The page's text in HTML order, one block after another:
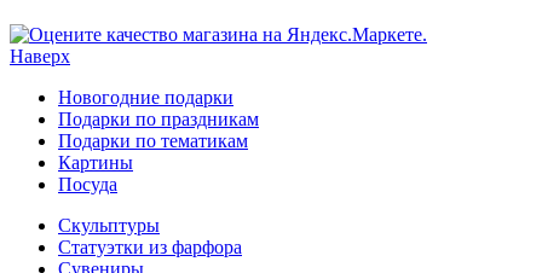
Наверх
Новогодние подарки
Подарки по праздникам
Подарки по тематикам
Картины
Посуда
Скульптуры
Статуэтки из фарфора
Сувениры